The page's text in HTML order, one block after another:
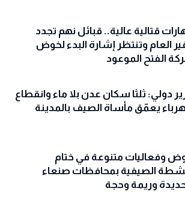
قتالية عالية.. قبائل نهم تجدد
العام وتنتظر إشارة البدء لخوض
الفتح الموعود
دولي: ثلثا سكان عدن بلا ماء وانقطاع
يعمّق مأساة الصيف بالمدينة
وفعاليات متنوعة في ختام
الصيفية بمحافظات صنعاء
وريمة وحجة